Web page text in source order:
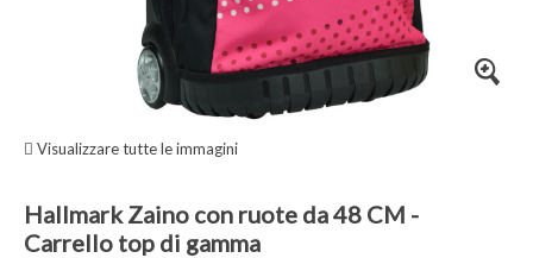
Visualizzare tutte le immagini
Hallmark Zaino con ruote da 48 CM -
Carrello top di gamma